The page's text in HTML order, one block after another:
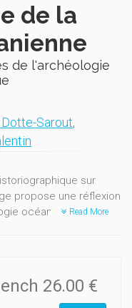
de la
de l'archéologie
Sarout,
sur
propose une réflexion
océanienne
et
le contexte
Read More
26.00 €